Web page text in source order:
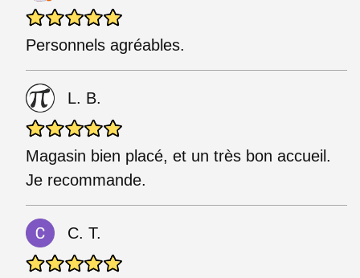
Personnels agréables.
L. B.
Magasin bien placé, et un très bon accueil.
Je recommande.
C. T.